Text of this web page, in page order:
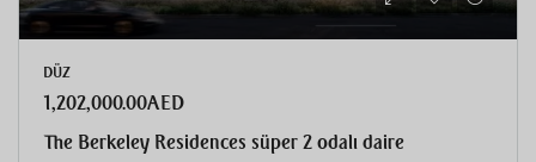
DÜZ
1,202,000.00AED
The Berkeley Residences süper 2 odalı daire